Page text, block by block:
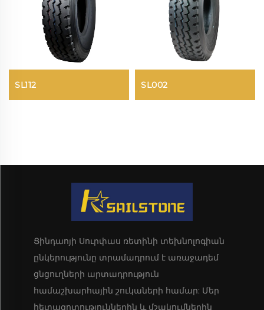
SL112 SL002
Ցինդաոյի Սուրփաս ռետինի տեխնոլոգիան
ընկերությունը տրամադրում է առաջադեմ
ցնցուղների արտադրություն
համաշխարհային շուկաների համար: Մեր
հետազոտություններին և մշակումներին